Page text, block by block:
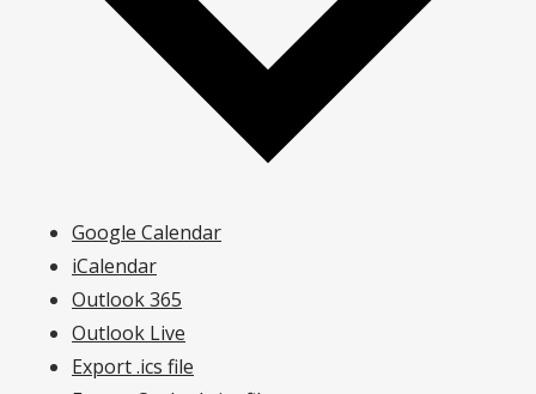
Google Calendar
iCalendar
Outlook 365
Outlook Live
Export .ics file